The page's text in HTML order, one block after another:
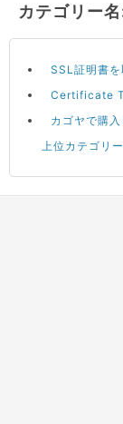
カテゴリー
SSL証明書
Certificate
カゴヤで購
上位カテゴリ